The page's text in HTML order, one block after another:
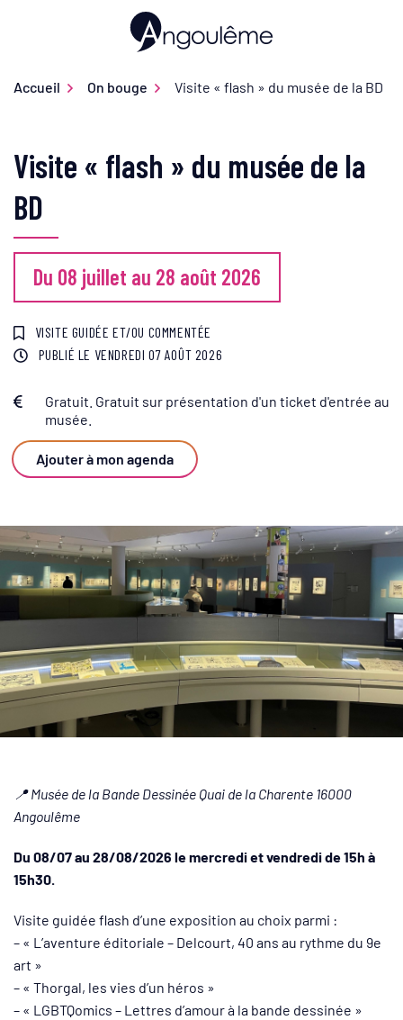
Ville d'Angoulême
Accueil On bouge Visite « flash » du musée de la BD
Visite « flash » du musée de la
BD
Du 08 juillet au 28 août 2026
VISITE GUIDÉE ET/OU COMMENTÉE
PUBLIÉ LE VENDREDI 07 AOÛT 2026
Infos utiles
Gratuit. Gratuit sur présentation d'un ticket d'entrée au
musée.
Ajouter à mon agenda
📍 Musée de la Bande Dessinée Quai de la Charente 16000
Angoulême
Du 08/07 au 28/08/2026 le mercredi et vendredi de 15h à
15h30.
Visite guidée flash d’une exposition au choix parmi :
– « L’aventure éditoriale – Delcourt, 40 ans au rythme du 9e
art »
– « Thorgal, les vies d’un héros »
– « LGBTQomics – Lettres d’amour à la bande dessinée »